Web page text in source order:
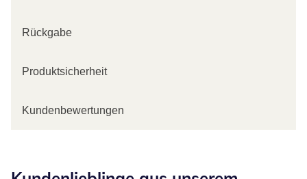
Rückgabe
Produktsicherheit
Kundenbewertungen